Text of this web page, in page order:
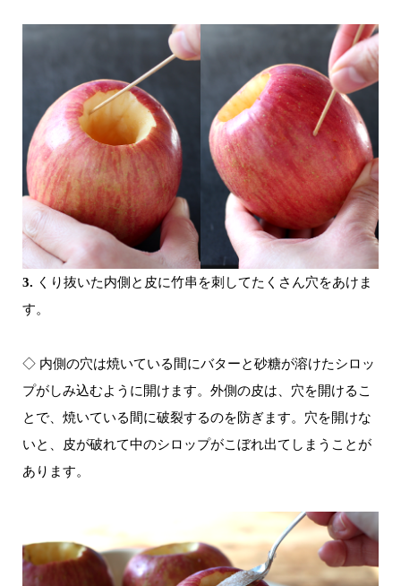
3. くり抜いた内側と皮に竹串を刺してたくさん穴をあけ ま
す。
◇ 内側の穴は焼いている間にバターと砂糖が溶けたシロッ
プがしみ込むように開けます。外側の皮は、穴を開けるこ
とで、焼いている間に破裂するのを防ぎます。穴を開けな
いと、皮が破れて中のシロップがこぼれ出てしまうことが
あります。